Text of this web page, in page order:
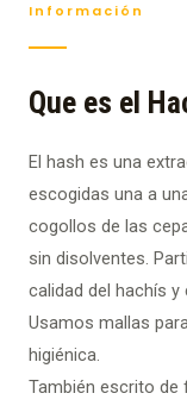
Información
Que es el
El hash es una
escogidas una a
cogollos de las
sin disolventes.
calidad del hachís
Usamos mallas
higiénica.
También escrito de